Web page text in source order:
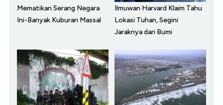
Mematikan Serang Negara
Ini-Banyak Kuburan Massal
Ilmuwan Harvard Klaim Tahu
Lokasi Tuhan, Segini
Jaraknya dari Bumi